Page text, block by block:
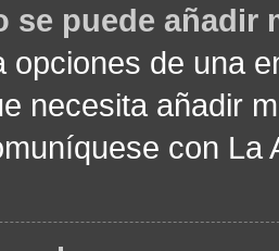
se puede añadir
opciones de una
necesita añadir
con La